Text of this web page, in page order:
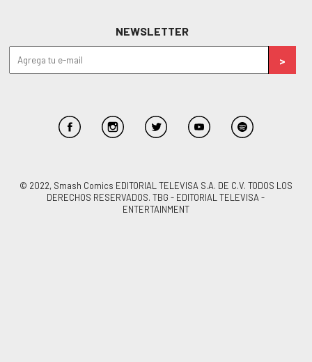
NEWSLETTER
© 2022, Smash Comics EDITORIAL TELEVISA S.A. DE C.V. TODOS LOS
DERECHOS RESERVADOS. TBG - EDITORIAL TELEVISA -
ENTERTAINMENT